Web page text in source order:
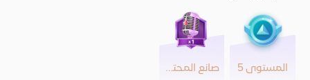
المستوى 5 صانع المحتوى